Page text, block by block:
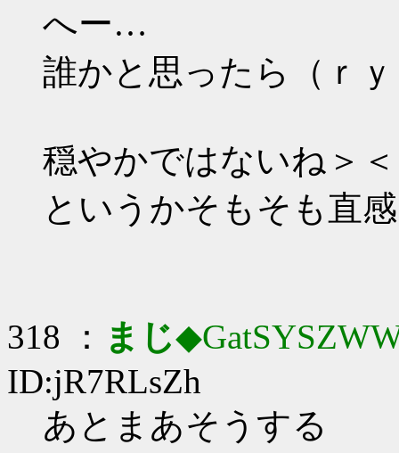
へー…
誰かと思ったら（ｒｙ
穏やかではないね＞＜
というかそもそも直
318 ： まじ
ID:jR7RLsZh
あとまあそうする